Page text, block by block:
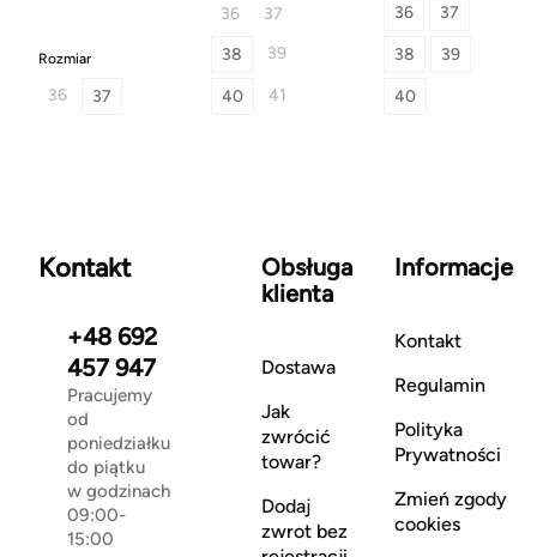
Rozmiar
36 37
36
37
38
39
40 41
36 37
38 39
40
Kontakt
+48 692
457 947
Pracujemy
od
poniedziałku
do piątku
w godzinach
09:00-
15:00
Obsługa
klienta
Dostawa
Jak
zwrócić
towar?
Dodaj
zwrot bez
Informacje
Kontakt
Regulamin
Polityka
Prywatności
Zmień zgody
cookies